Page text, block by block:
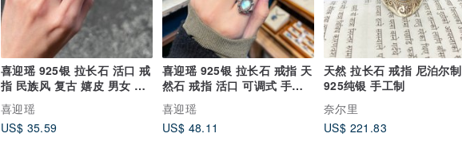
喜迎瑶 925银 拉长石 活口 戒
指 民族风 复古 嬉皮 男女 嘎
乌盒
喜迎瑶
US$ 35.59
喜迎瑶 925银 拉长石 戒指 天
然石 戒指 活口 可调式 手工
银饰
喜迎瑶
US$ 48.11
天然 拉长石 戒指 尼泊尔制
925纯银 手工制
奈尔里
US$ 221.83